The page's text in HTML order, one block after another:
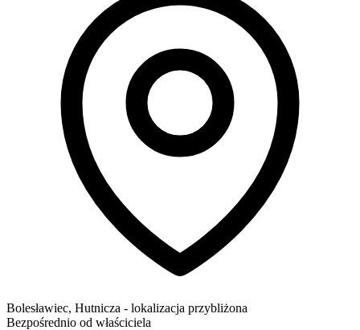
Bolesławiec, Hutnicza - lokalizacja przybliżona
Bezpośrednio od właściciela